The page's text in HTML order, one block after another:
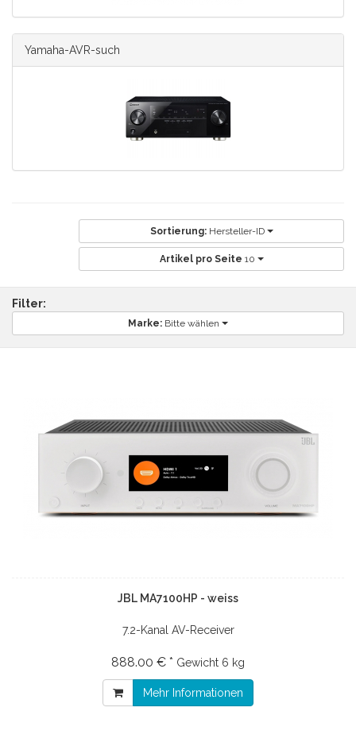
Yamaha-AVR-such
Sortierung: Hersteller-ID
Artikel pro Seite 10
Filter:
Marke: Bitte wählen
JBL MA7100HP - weiss
7.2-Kanal AV-Receiver
888.00 € * Gewicht 6 kg
Mehr Informationen